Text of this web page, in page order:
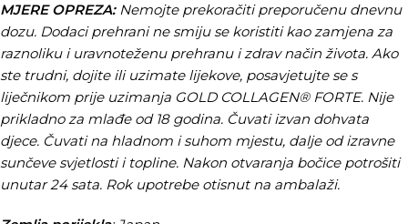
MJERE OPREZA:Nemojte prekoračiti preporučenu dnevnu
dozu. Dodaci prehrani ne smiju se koristiti kao zamjena za
raznoliku i uravnoteženu prehranu i zdrav način života. Ako
ste trudni, dojite ili uzimate lijekove, posavjetujte se s
liječnikom prije uzimanja GOLD COLLAGEN® FORTE. Nije
prikladno za mlađe od 18 godina. Čuvati izvan dohvata
djece. Čuvati na hladnom i suhom mjestu, dalje od izravne
sunčeve svjetlosti i topline. Nakon otvaranja bočice potrošiti
unutar 24 sata. Rok upotrebe otisnut na ambalaži.